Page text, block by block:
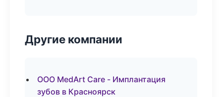
Другие компании
ООО MedArt Care - Имплантация
зубов в Красноярск